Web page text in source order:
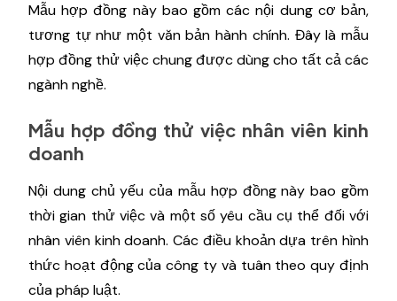
Mẫu hợp đồng này bao gồm các nội dung cơ bản,
tương tự như một văn bản hành chính. Đây là mẫu
hợp đồng thử việc chung được dùng cho tất cả các
ngành nghề.
Mẫu hợp đồng thử việc nhân viên kinh
doanh
Nội dung chủ yếu của mẫu hợp đồng này bao gồm
thời gian thử việc và một số yêu cầu cụ thể đối với
nhân viên kinh doanh. Các điều khoản dựa trên hình
thức hoạt động của công ty và tuân theo quy định
của pháp luật.